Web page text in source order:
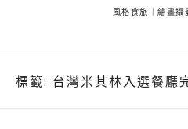
風格食旅｜繪畫攝
標籤: 台灣米其林入選餐廳